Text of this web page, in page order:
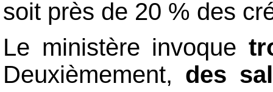
soit près de 20 % des
Le ministère invoque
Deuxièmement, des